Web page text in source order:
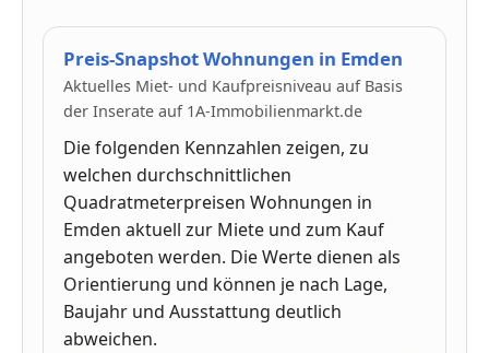
Preis-Snapshot Wohnungen in Emden
Aktuelles Miet- und Kaufpreisniveau auf Basis
der Inserate auf 1A-Immobilienmarkt.de
Die folgenden Kennzahlen zeigen, zu
welchen durchschnittlichen
Quadratmeterpreisen Wohnungen in
Emden aktuell zur Miete und zum Kauf
angeboten werden. Die Werte dienen als
Orientierung und können je nach Lage,
Baujahr und Ausstattung deutlich
abweichen.